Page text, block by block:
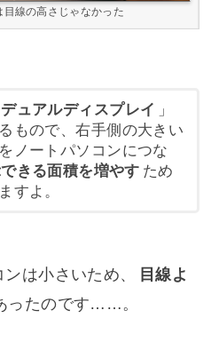
目線の高さじゃなかった
デュアルディスプレイ 」
もので、右手側の大きい
ノートパソコンにつな
きる面積を増やす ため
すよ。
は小さいため、
目線よ
ったのです……。